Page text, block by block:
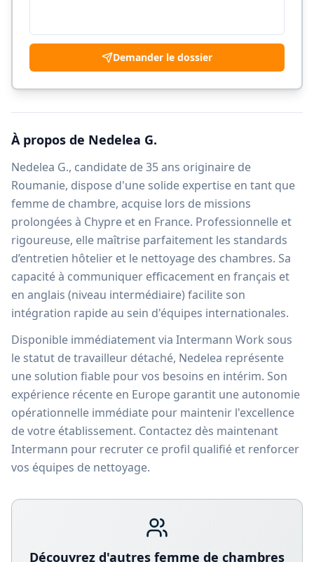
Demander le dossier
À propos de Nedelea G.
Nedelea G., candidate de 35 ans originaire de
Roumanie, dispose d'une solide expertise en tant que
femme de chambre, acquise lors de missions
prolongées à Chypre et en France. Professionnelle et
rigoureuse, elle maîtrise parfaitement les standards
d’entretien hôtelier et le nettoyage des chambres. Sa
capacité à communiquer efficacement en français et
en anglais (niveau intermédiaire) facilite son
intégration rapide au sein d'équipes internationales.
Disponible immédiatement via Intermann Work sous
le statut de travailleur détaché, Nedelea représente
une solution fiable pour vos besoins en intérim. Son
expérience récente en Europe garantit une autonomie
opérationnelle immédiate pour maintenir l'excellence
de votre établissement. Contactez dès maintenant
Intermann pour recruter ce profil qualifié et renforcer
vos équipes de nettoyage.
Découvrez d'autres femme de chambres